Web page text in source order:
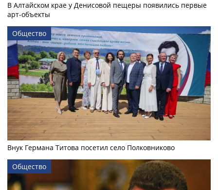
В Алтайском крае у Денисовой пещеры появились первые
арт-объекты
Общество
Внук Германа Титова посетил село Полковниково
Общество